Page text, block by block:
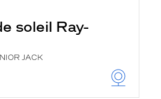
soleil Ray-
JACK